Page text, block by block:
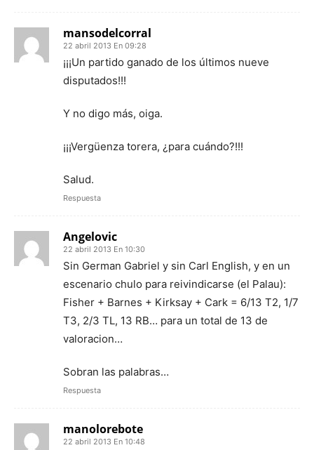
mansodelcorral
22 abril 2013 En 09:28
¡¡¡Un partido ganado de los últimos nueve
disputados!!!
Y no digo más, oiga.
¡¡¡Vergüenza torera, ¿para cuándo?!!!
Salud.
Respuesta
Angelovic
22 abril 2013 En 10:30
Sin German Gabriel y sin Carl English, y en un
escenario chulo para reivindicarse (el Palau):
Fisher + Barnes + Kirksay + Cark = 6/13 T2, 1/7
T3, 2/3 TL, 13 RB… para un total de 13 de
valoracion…
Sobran las palabras…
Respuesta
manolorebote
22 abril 2013 En 10:48